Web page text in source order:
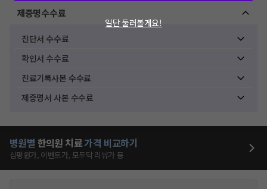
제증명수수료
진단서 수수료
확인서 수수료
진료기록사본 수수료
제증명서 사본 수수료
병원별 한의원 치료가격 비교하기
심평원가, 이벤트가, 모두닥 리뷰가 등
일단 둘러볼게요!